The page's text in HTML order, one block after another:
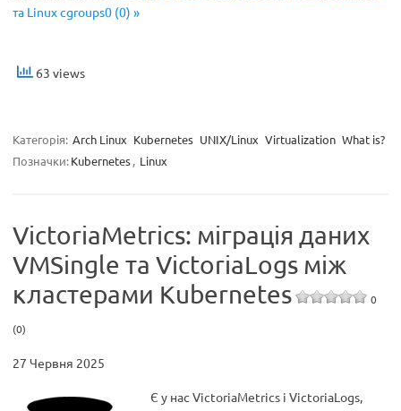
та Linux cgroups0 (0) »
63 views
Категорія: Arch Linux Kubernetes UNIX/Linux Virtualization What is?
Позначки:Kubernetes, Linux
VictoriaMetrics: міграція даних
VMSingle та VictoriaLogs між
кластерами Kubernetes
0
(0)
27 Червня 2025
Є у нас VictoriaMetrics і VictoriaLogs,